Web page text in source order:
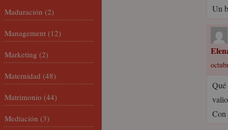
Un
Qué
Con
Maduración (2)
Management (12)
Marketing (2)
Maternidad (48)
Matrimonio (44)
Mediación (3)